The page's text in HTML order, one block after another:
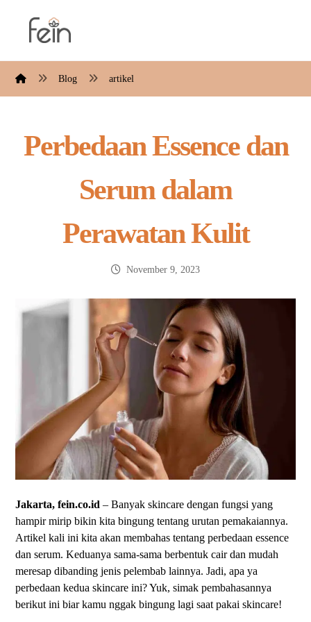
Blog artikel
Perbedaan Essence dan
Serum dalam
Perawatan Kulit
November 9, 2023
Jakarta, fein.co.id – Banyak skincare dengan fungsi yang
hampir mirip bikin kita bingung tentang urutan pemakaiannya.
Artikel kali ini kita akan membahas tentang perbedaan essence
dan serum. Keduanya sama-sama berbentuk cair dan mudah
meresap dibanding jenis pelembab lainnya. Jadi, apa ya
perbedaan kedua skincare ini? Yuk, simak pembahasannya
berikut ini biar kamu nggak bingung lagi saat pakai skincare!